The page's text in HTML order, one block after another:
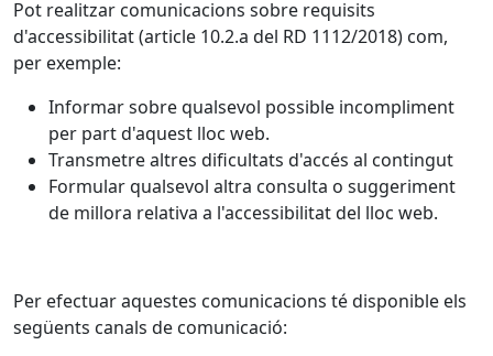
Pot realitzar comunicacions sobre requisits
d'accessibilitat (article 10.2.a del RD 1112/2018) com,
per exemple:
Informar sobre qualsevol possible incompliment
per part d'aquest lloc web.
Transmetre altres dificultats d'accés al contingut
Formular qualsevol altra consulta o suggeriment
de millora relativa a l'accessibilitat del lloc web.
Per efectuar aquestes comunicacions té disponible els
següents canals de comunicació: